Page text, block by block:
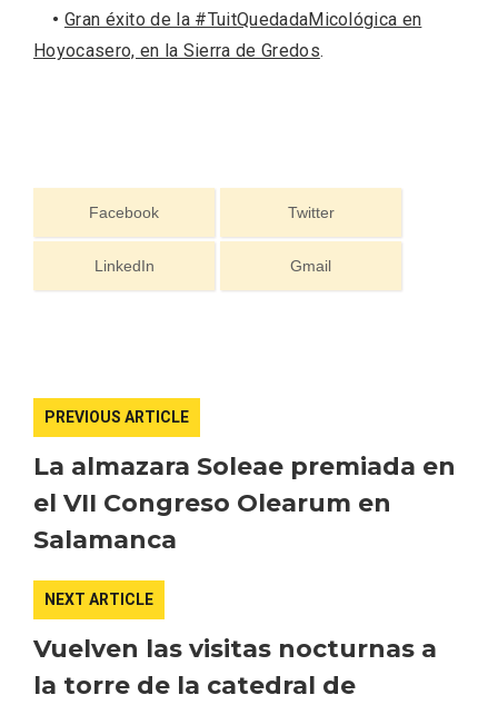
• Gran éxito de la #TuitQuedadaMicológica en
Hoyocasero, en la Sierra de Gredos.
Facebook Twitter
LinkedIn Gmail
PREVIOUS ARTICLE
La almazara Soleae premiada en
el VII Congreso Olearum en
Salamanca
NEXT ARTICLE
Vuelven las visitas nocturnas a
la torre de la catedral de